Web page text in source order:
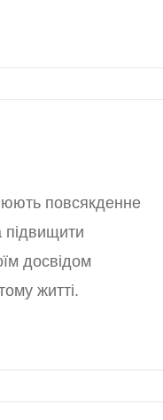
повсякденне
підвищити
досвідом
житті.